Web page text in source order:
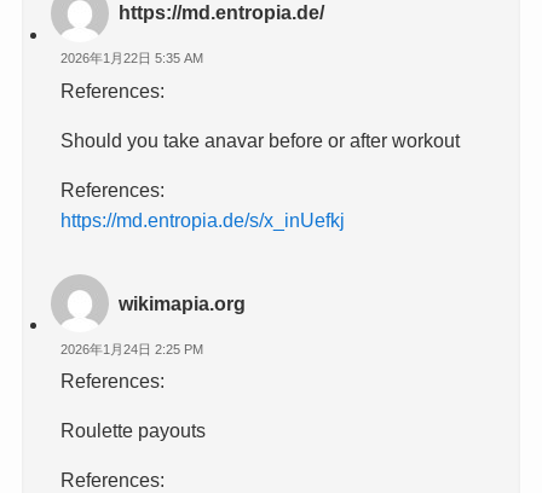
https://md.entropia.de/
2026年1月22日 5:35 AM
References:
Should you take anavar before or after workout
References:
https://md.entropia.de/s/x_inUefkj
wikimapia.org
2026年1月24日 2:25 PM
References:
Roulette payouts
References: